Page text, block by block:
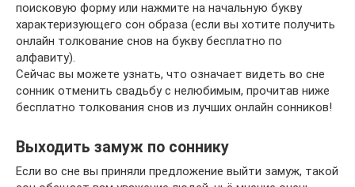
поисковую форму или нажмите на начальную букву
характеризующего сон образа (если вы хотите получить
онлайн толкование снов на букву бесплатно по
алфавиту).
Сейчас вы можете узнать, что означает видеть во сне
сонник отменить свадьбу с нелюбимым, прочитав ниже
бесплатно толкования снов из лучших онлайн сонников!
Выходить замуж по соннику
Если во сне вы приняли предложение выйти замуж, такой